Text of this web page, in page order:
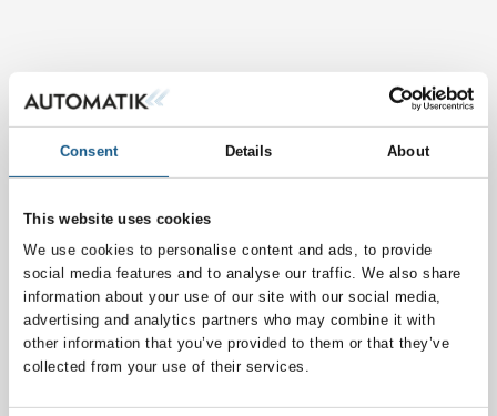
Consent Details About
This website uses cookies
We use cookies to personalise content and ads, to provide
social media features and to analyse our traffic. We also share
information about your use of our site with our social media,
advertising and analytics partners who may combine it with
other information that you’ve provided to them or that they’ve
collected from your use of their services.